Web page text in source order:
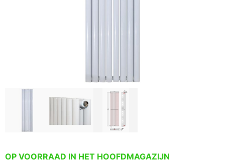
OP VOORRAAD IN HET HOOFDMAGAZIJN